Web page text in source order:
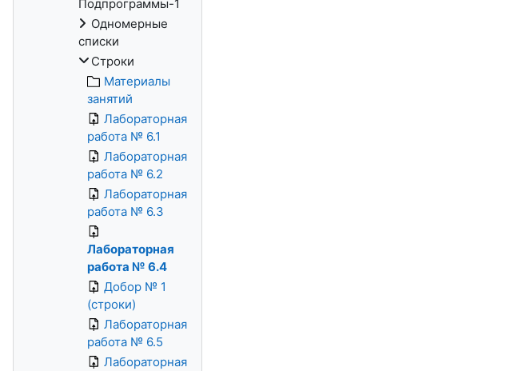
Подпрограммы-1
Одномерные
списки
Строки
Материалы
занятий
Лабораторная
работа № 6.1
Лабораторная
работа № 6.2
Лабораторная
работа № 6.3
Лабораторная
работа № 6.4
Добор № 1
(строки)
Лабораторная
работа № 6.5
Лабораторная